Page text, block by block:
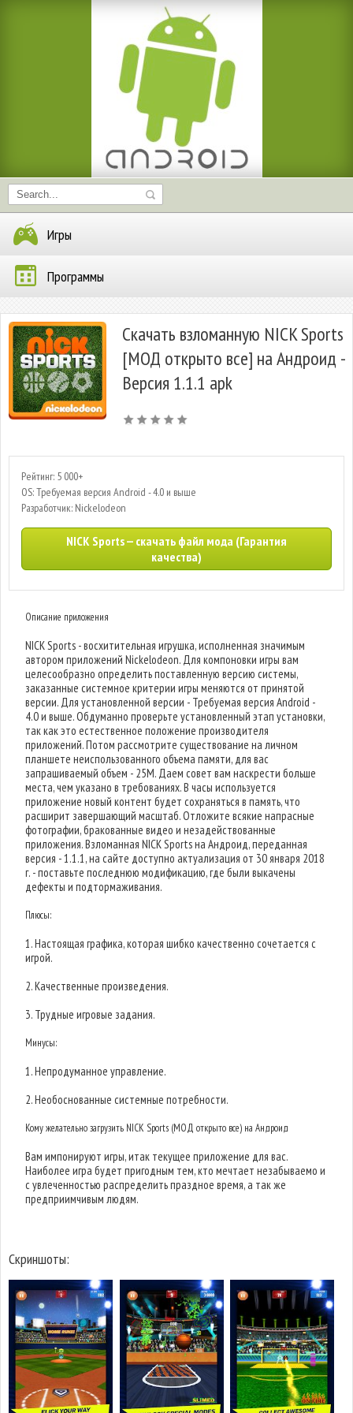
Игры
Программы
Скачать взломанную NICK Sports
[МОД открыто все] на Андроид -
Версия 1.1.1 apk
Рейтинг: 5 000+
OS: Требуемая версия Android - 4.0 и выше
Разработчик: Nickelodeon
NICK Sports — скачать файл мода (Гарантия
качества)
Описание приложения
NICK Sports - восхитительная игрушка, исполненная значимым
автором приложений Nickelodeon. Для компоновки игры вам
целесообразно определить поставленную версию системы,
заказанные системное критерии игры меняются от принятой
версии. Для установленной версии - Требуемая версия Android -
4.0 и выше. Обдуманно проверьте установленный этап установки,
так как это естественное положение производителя
приложений. Потом рассмотрите существование на личном
планшете неиспользованного объема памяти, для вас
запрашиваемый объем - 25M. Даем совет вам наскрести больше
места, чем указано в требованиях. В часы используется
приложение новый контент будет сохраняться в память, что
расширит завершающий масштаб. Отложите всякие напрасные
фотографии, бракованные видео и незадействованные
приложения. Взломанная NICK Sports на Андроид, переданная
версия - 1.1.1, на сайте доступно актуализация от 30 января 2018
г. - поставьте последнюю модификацию, где были выкачены
дефекты и подтормаживания.
Плюсы:
1. Настоящая графика, которая шибко качественно сочетается с
игрой.
2. Качественные произведения.
3. Трудные игровые задания.
Минусы:
1. Непродуманное управление.
2. Необоснованные системные потребности.
Кому желательно загрузить NICK Sports (МОД открыто все) на Андроид
Вам импонируют игры, итак текущее приложение для вас.
Наиболее игра будет пригодным тем, кто мечтает незабываемо и
с увлеченностью распределить праздное время, а так же
предприимчивым людям.
Скриншоты: